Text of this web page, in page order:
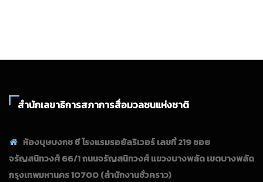
สำนักเลขาธิการสภาการสื่อมวลชนแห่งชาติ
ห้องบุษบงกช ซี โรงแรมรอยัลริเวอร์ เลขที่ 219 ซอย
จรัญสนิทวงศ์ 66/1 ถนนจรัญสนิทวงศ์ แขวงบางพลัด เขตบางพลัด
กรุงเทพมหานคร 10700(สำนักงานชั่วคราว)